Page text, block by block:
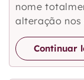
nome
alteração nos
Continuar